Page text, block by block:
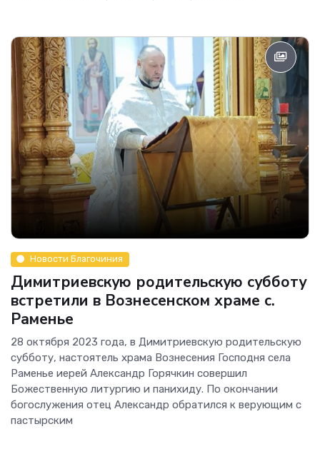
Новости Благочиния
Димитриевскую родительскую субботу
встретили в Вознесенском храме с.
Раменье
28 октября 2023 года, в Димитриевскую родительскую
субботу, настоятель храма Вознесения Господня села
Раменье иерей Александр Горячкин совершил
Божественную литургию и панихиду. По окончании
богослужения отец Александр обратился к верующим с
пастырским